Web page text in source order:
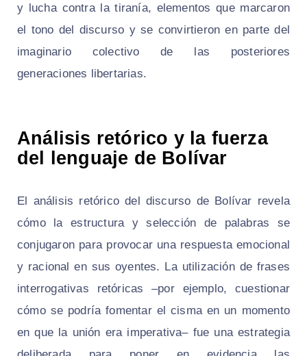
y lucha contra la tiranía, elementos que marcaron
el tono del discurso y se convirtieron en parte del
imaginario colectivo de las posteriores
generaciones libertarias.
Análisis retórico y la fuerza
del lenguaje de Bolívar
El análisis retórico del discurso de Bolívar revela
cómo la estructura y selección de palabras se
conjugaron para provocar una respuesta emocional
y racional en sus oyentes. La utilización de frases
interrogativas retóricas –por ejemplo, cuestionar
cómo se podría fomentar el cisma en un momento
en que la unión era imperativa– fue una estrategia